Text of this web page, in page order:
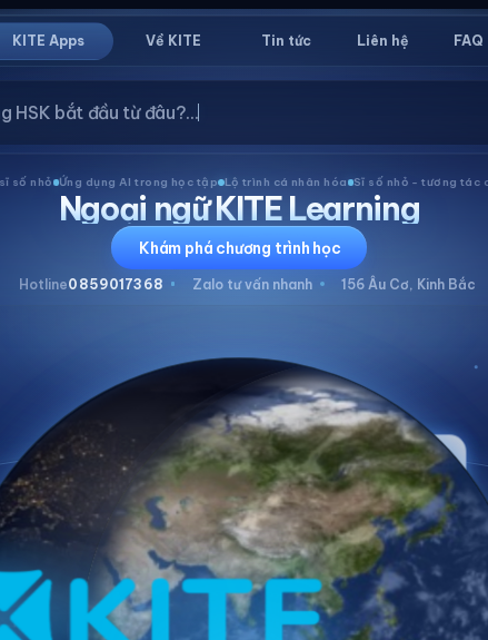
KITE Apps Về KITE Tin tức Liên hệ FAQ
gần nhất...
dụng AI trong học tập Lộ trình cá nhân hóa Sĩ số nhỏ - tương tác cao Đồng
Ngoại ngữ KITE Learning
Khám phá chương trình học
Hotline0859017368 Zalo tư vấn nhanh 156 Âu Cơ, Kinh Bắc
Chương trình